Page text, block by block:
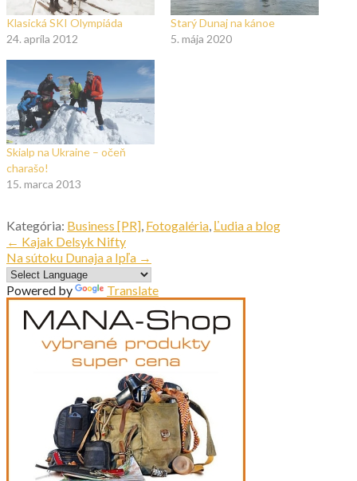
Klasická SKI Olympiáda
24. apríla 2012
Starý Dunaj na kánoe
5. mája 2020
Skialp na Ukraine – očeň
charašo!
15. marca 2013
Kategória: Business [PR], Fotogaléria, Ľudia a blog
Navigácia
v
článku
← Kajak Delsyk Nifty
Na sútoku Dunaja a Ipľa →
Powered by Translate